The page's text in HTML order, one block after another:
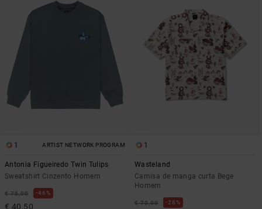
1 ARTIST NETWORK PROGRAM
Antonia Figueiredo Twin Tulips
Sweatshirt Cinzento Homem
€ 75,00 46%
€ 40,50
1
Wasteland
Camisa de manga curta Bege
Homem
€ 70,00 28%